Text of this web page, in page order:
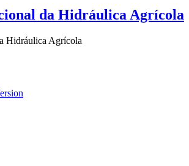
da Hidráulica Agrícola
Hidráulica Agrícola